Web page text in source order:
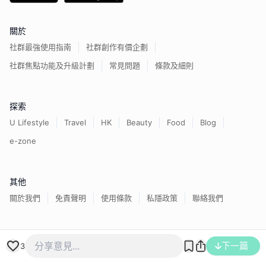
3 下一篇
關於
社群最強使用指南
社群創作有價企劃
社群焦點功能及升級計劃
常見問題 條款及細則
探索
U Lifestyle Travel HK Beauty Food
Blog
e-zone
其他
關於我們 免責聲明 使用條款 私隱政策 聯絡我們
香港經濟日報版權所有©